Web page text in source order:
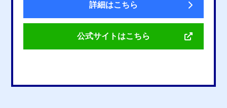
詳細はこちら
公式サイトはこちら